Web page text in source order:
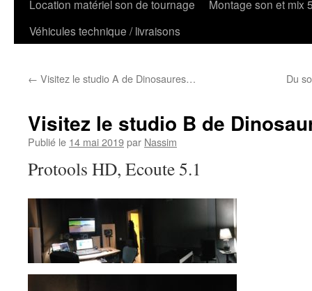
Location matériel son de tournage
Montage son et mix
Véhicules technique / livraisons
← Visitez le studio A de Dinosaures… Du
Visitez le studio B de
Publié le 14 mai 2019par Nassim
Protools HD, Ecoute 5.1